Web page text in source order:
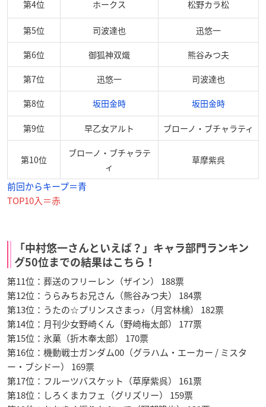
第4位 ホークス 松野カラ松
第5位 司波達也 迅悠一
第6位 御狐神双熾 熊谷みつ夫
第7位 迅悠一 司波達也
第8位 坂田金時 坂田金時
第9位 早乙女アルト ブローノ・ブチャラティ
第10位
ブローノ・ブチャラテ
ィ
草摩紫呉
前回からキープ＝青
TOP10入＝赤
「中村悠一さんといえば？」キャラ部門ランキン
グ50位までの結果はこちら！
第11位：葬送のフリーレン（ザイン） 188票
第12位：うらみちお兄さん（熊谷みつ夫） 184票
第13位：うたの☆プリンスさまっ♪（月宮林檎） 182票
第14位：月刊少女野崎くん（野崎梅太郎） 177票
第15位：氷菓（折木奉太郎） 170票
第16位：機動戦士ガンダム00（グラハム・エーカー / ミスタ
ー・ブシドー） 169票
第17位：フルーツバスケット（草摩紫呉） 161票
第18位：しろくまカフェ（グリズリー） 159票